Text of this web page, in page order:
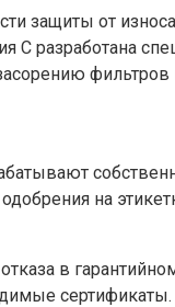
защиты от
C разработана
на
в